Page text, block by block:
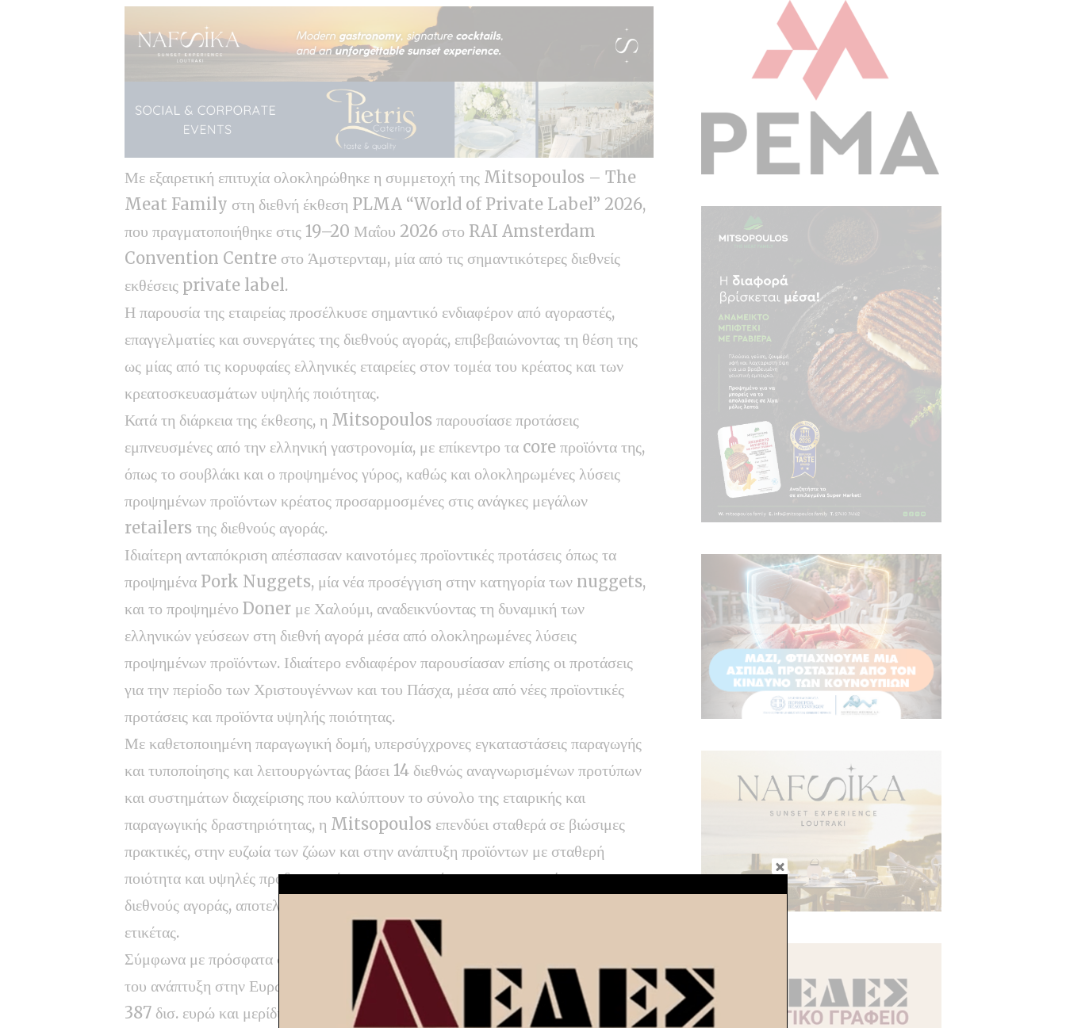
Με εξαιρετική επιτυχία ολοκληρώθηκε η συμμετοχή της Mitsopoulos – The
Meat Family στη διεθνή έκθεση PLMA “World of Private Label” 2026,
που πραγματοποιήθηκε στις 19–20 Μαΐου 2026 στο RAI Amsterdam
Convention Centre στο Άμστερνταμ, μία από τις σημαντικότερες διεθνείς
εκθέσεις private label.
Η παρουσία της εταιρείας προσέλκυσε σημαντικό ενδιαφέρον από αγοραστές,
επαγγελματίες και συνεργάτες της διεθνούς αγοράς, επιβεβαιώνοντας τη θέση της
ως μίας από τις κορυφαίες ελληνικές εταιρείες στον τομέα του κρέατος και των
κρεατοσκευασμάτων υψηλής ποιότητας.
Κατά τη διάρκεια της έκθεσης, η Mitsopoulos παρουσίασε προτάσεις
εμπνευσμένες από την ελληνική γαστρονομία, με επίκεντρο τα core προϊόντα της,
όπως το σουβλάκι και ο προψημένος γύρος, καθώς και ολοκληρωμένες λύσεις
προψημένων προϊόντων κρέατος προσαρμοσμένες στις ανάγκες μεγάλων
retailers της διεθνούς αγοράς.
Ιδιαίτερη ανταπόκριση απέσπασαν καινοτόμες προϊοντικές προτάσεις όπως τα
προψημένα Pork Nuggets, μία νέα προσέγγιση στην κατηγορία των nuggets,
και το προψημένο Doner με Χαλούμι, αναδεικνύοντας τη δυναμική των
ελληνικών γεύσεων στη διεθνή αγορά μέσα από ολοκληρωμένες λύσεις
προψημένων προϊόντων. Ιδιαίτερο ενδιαφέρον παρουσίασαν επίσης οι προτάσεις
για την περίοδο των Χριστουγέννων και του Πάσχα, μέσα από νέες προϊοντικές
προτάσεις και προϊόντα υψηλής ποιότητας.
Με καθετοποιημένη παραγωγική δομή, υπερσύγχρονες εγκαταστάσεις παραγωγής
και τυποποίησης και λειτουργώντας βάσει 14 διεθνώς αναγνωρισμένων προτύπων
και συστημάτων διαχείρισης που καλύπτουν το σύνολο της εταιρικής και
παραγωγικής δραστηριότητας, η Mitsopoulos επενδύει σταθερά σε βιώσιμες
πρακτικές, στην ευζωία των ζώων και στην ανάπτυξη προϊόντων με σταθερή
ποιότητα και υψηλές προδιαγραφές που ανταποκρίνονται στις απαιτήσεις της
διεθνούς αγοράς, αποτελώντας αξιόπιστο συνεργάτη στον τομέα της ιδιωτικής
ετικέτας.
Σύμφωνα με πρόσφατα στοιχεία αγοράς, το private label συνεχίζει τη δυναμική
του ανάπτυξη στην Ευρώπη (+4,1%), καταγράφοντας το 2025 κύκλο εργασιών
387 δισ. ευρώ και μερίδιο αγοράς 38,8% σε αξία εξελίσσοντάς το σε κυρίαρχο